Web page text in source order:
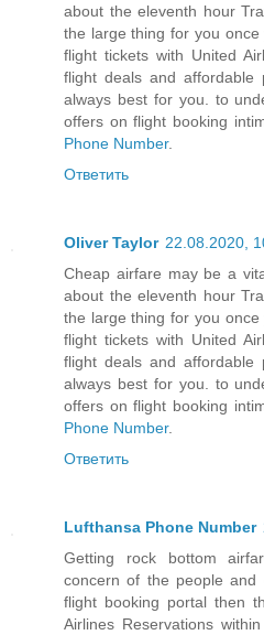
about the eleventh hour
the large thing for you
flight tickets with United
flight deals and affordable
always best for you. to
offers on flight booking
Phone Number.
Ответить
Oliver Taylor 22.08.2020,
Cheap airfare may be a
about the eleventh hour
the large thing for you
flight tickets with United
flight deals and affordable
always best for you. to
offers on flight booking
Phone Number.
Ответить
Lufthansa Phone Number
Getting rock bottom
concern of the people
flight booking portal then
Airlines Reservations